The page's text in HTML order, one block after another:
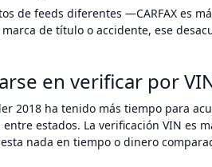
de feeds diferentes —CARFAX es
de título o accidente, ese
en verificar por
2018 ha tenido más tiempo para
estados. La verificación VIN es
nada en tiempo o dinero